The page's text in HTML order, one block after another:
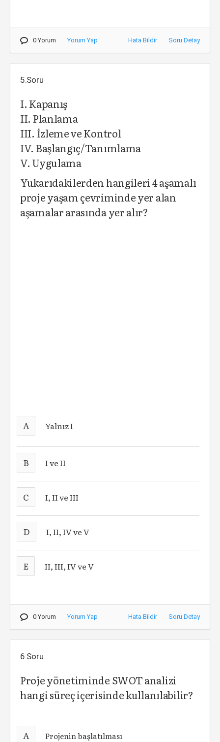
0 Yorum Yorum Yap Hata Bildir Soru Detay
5.Soru
I. Kapanış
II. Planlama
III. İzleme ve Kontrol
IV. Başlangıç/Tanımlama
V. Uygulama
Yukarıdakilerden hangileri 4 aşamalı
proje yaşam çevriminde yer alan
aşamalar arasında yer alır?
A Yalnız I
B I ve II
C I, II ve III
D I, II, IV ve V
E II, III, IV ve V
0 Yorum Yorum Yap Hata Bildir Soru Detay
6.Soru
Proje yönetiminde SWOT analizi
hangi süreç içerisinde kullanılabilir?
A Projenin başlatılması